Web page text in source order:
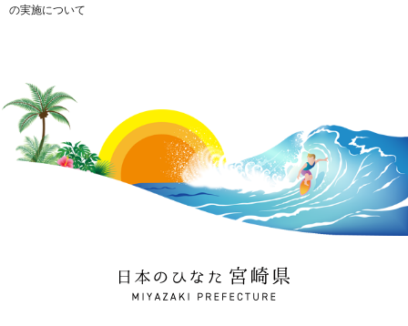
の実施について
日本のひなた 宮崎県
MIYAZAKI PREFECTURE